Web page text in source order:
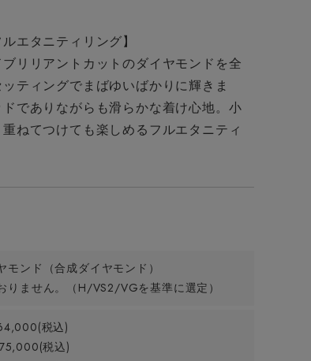
エタニティリング】
リリアントカットのダイヤモンドを全
ティングでまばゆいばかりに輝きま
でありながらも滑らかな着け心地。小
ねてつけても楽しめるフルエタニティ
モンド（合成ダイヤモンド）
りません。（H/VS2/VGを基準に選定）
税込)
税込)